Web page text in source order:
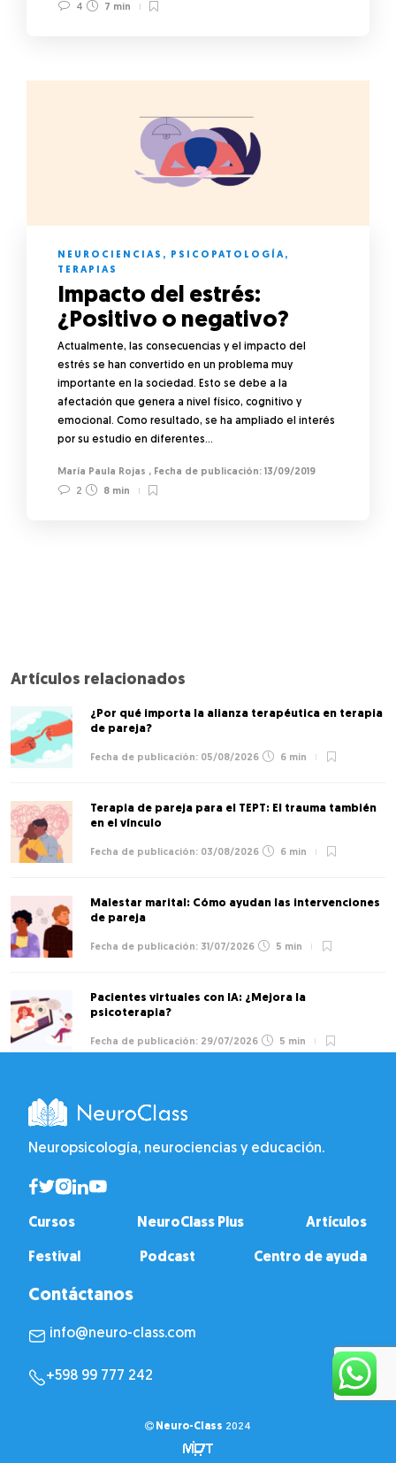
4
7 min
NEUROCIENCIAS , PSICOPATOLOGÍA,
TERAPIAS
Impacto del estrés:
¿Positivo o negativo?
Actualmente, las consecuencias y el impacto del
estrés se han convertido en un problema muy
importante en la sociedad. Esto se debe a la
afectación que genera a nivel físico, cognitivo y
emocional. Como resultado, se ha ampliado el interés
por su estudio en diferentes…
María Paula Rojas ,
13/09/2019
2
8 min
Artículos relacionados
¿Por qué importa la alianza terapéutica en terapia
de pareja?
05/08/2026 6 min
Terapia de pareja para el TEPT: El trauma también
en el vínculo
03/08/2026 6 min
Malestar marital: Cómo ayudan las intervenciones
de pareja
31/07/2026 5 min
Pacientes virtuales con IA: ¿Mejora la
psicoterapia?
29/07/2026 5 min
Neuropsicología, neurociencias y educación.
Cursos NeuroClass Plus Artículos
Festival Podcast Centro de ayuda
Contáctanos
info@neuro-class.com
+598 99 777 242
Neuro-Class 2024